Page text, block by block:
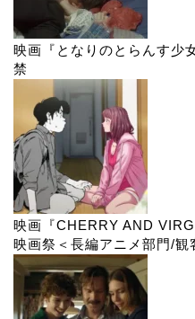
映画『となりのとらんす少
禁
映画『CHERRY AND
映画祭＜長編アニメ部門/観